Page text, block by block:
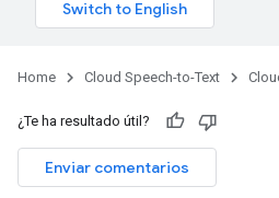
Home Cloud Speech-to-Text
¿Te ha resultado útil?
Enviar comentarios